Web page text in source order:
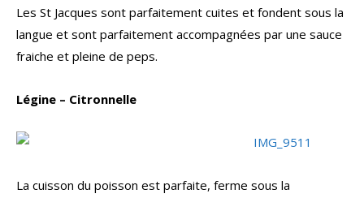
Les St Jacques sont parfaitement cuites et fondent sous la
langue et sont parfaitement accompagnées par une sauce
fraiche et pleine de peps.
Légine – Citronnelle
La cuisson du poisson est parfaite, ferme sous la